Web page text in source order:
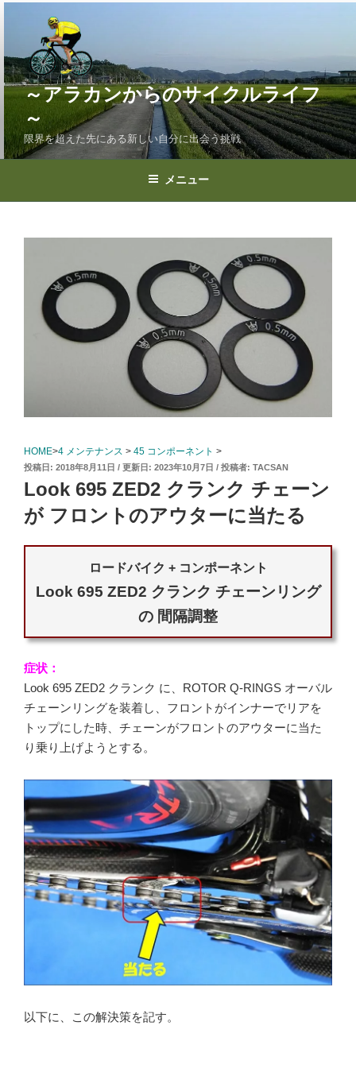
ン
ツ
キ
ッ
～アラカンからのサイクルライフ
～
限界を超えた先にある新しい自分に出会う挑戦
メニュー
HOME>4 メンテナンス > 45 コンポーネント >
投
稿
日:
2018年8月11日 2023年10月7日 投稿者: TACSAN
Look 695 ZED2 クランク チェーン
が フロントのアウターに当たる
ロードバイク + コンポーネント
Look 695 ZED2 クランク チェーンリング
の 間隔調整
症状：
Look 695 ZED2 クランク に、ROTOR Q-RINGS オーバル
チェーンリングを装着し、フロントがインナーでリアを
トップにした時、チェーンがフロントのアウターに当た
り乗り上げようとする。
以下に、この解決策を記す。